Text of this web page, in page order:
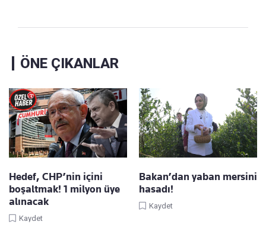
ÖNE ÇIKANLAR
Hedef, CHP’nin içini
boşaltmak! 1 milyon üye
alınacak
Kaydet
Bakan’dan yaban mersini
hasadı!
Kaydet